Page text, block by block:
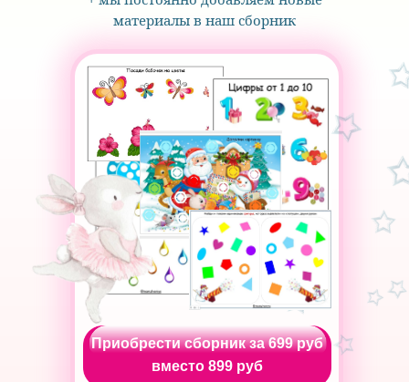
Приобрести сборник за 699 руб
вместо 899 руб
материалы в наш сборник